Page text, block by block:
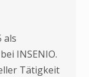
als
INSENIO.
Tätigkeit